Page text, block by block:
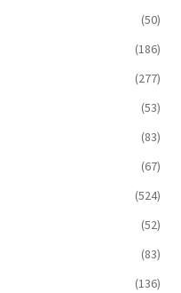
(50)
(186)
(277)
(53)
(83)
(67)
(524)
(52)
(83)
(136)